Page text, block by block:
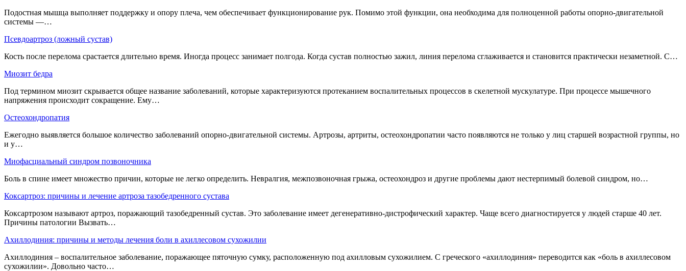
Подостная мышца выполняет поддержку и опору плеча, чем обеспечивает функционирование рук. Помимо этой функции, она необходима для полноценной работы опорно-двигательной
системы —…
Псевдоартроз (ложный сустав)
Кость после перелома срастается длительно время. Иногда процесс занимает полгода. Когда сустав полностью зажил, линия перелома сглаживается и становится практически незаметной. С…
Миозит бедра
Под термином миозит скрывается общее название заболеваний, которые характеризуются протеканием воспалительных процессов в скелетной мускулатуре. При процессе мышечного
напряжения происходит сокращение. Ему…
Остеохондропатия
Ежегодно выявляется большое количество заболеваний опорно-двигательной системы. Артрозы, артриты, остеохондропатии часто появляются не только у лиц старшей возрастной группы, но
и у…
Миофасциальный синдром позвоночника
Боль в спине имеет множество причин, которые не легко определить. Невралгия, межпозвоночная грыжа, остеохондроз и другие проблемы дают нестерпимый болевой синдром, но…
Коксартроз: причины и лечение артроза тазобедренного сустава
Коксартрозом называют артроз, поражающий тазобедренный сустав. Это заболевание имеет дегенеративно-дистрофический характер. Чаще всего диагностируется у людей старше 40 лет.
Причины патологии Вызвать…
Ахиллодиния: причины и методы лечения боли в ахиллесовом сухожилии
Ахиллодиния – воспалительное заболевание, поражающее пяточную сумку, расположенную под ахилловым сухожилием. С греческого «ахиллодиния» переводится как «боль в ахиллесовом
сухожилии». Довольно часто…